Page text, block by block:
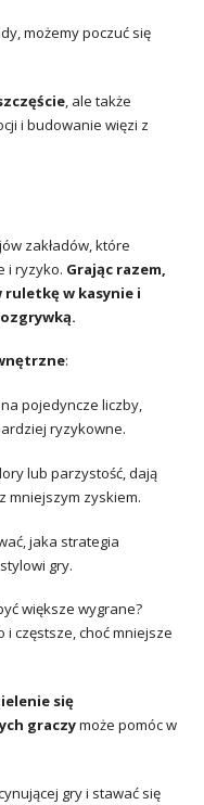
możemy poczuć się
, ale także
i budowanie więzi z
zakładów, które
i ryzyko. Grając razem,
ruletkę w kasynie i
:
pojedyncze liczby,
ryzykowne.
lub parzystość, dają
mniejszym zyskiem.
jaka strategia
gry.
większe wygrane?
częstsze, choć mniejsze
się
graczymoże pomóc w
gry i stawać się